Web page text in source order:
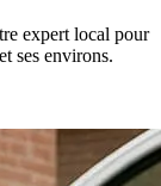
expert local pour
et ses environs.